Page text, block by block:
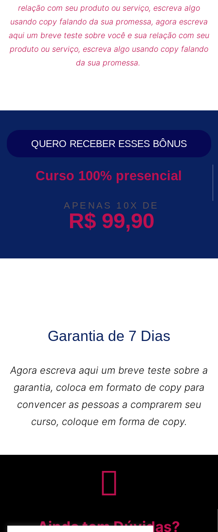
relação com seu produto ou serviço, escreva algo
usando copy falando da sua promessa, agora escreva
aqui um breve teste sobre você e sua relação com seu
produto ou serviço, escreva algo usando copy falando
da sua promessa.
QUERO RECEBER ESSES BÔNUS
Curso 100% presencial
APENAS 10X DE
R$ 99,90
Garantia de 7 Dias
Agora escreva aqui um breve teste sobre a
garantia, coloca em formato de copy para
convencer as pessoas a comprarem seu
curso, coloque em forma de copy.
Ainda tem Dúvidas?